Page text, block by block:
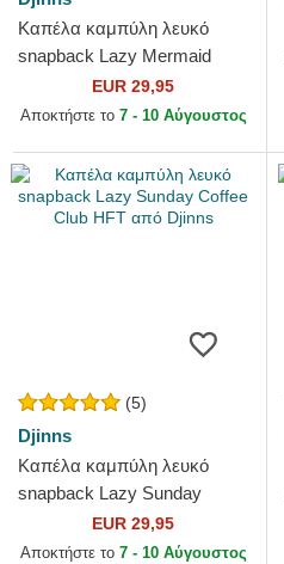
Καπέλα καμπύλη λευκό
snapback Lazy Mermaid
HFT Lazy Days Are The Best
Days από Djinns
EUR 29,95
Αποκτήστε το 7 - 10 Αύγουστος
(5)
Djinns
Καπέλα καμπύλη λευκό
snapback Lazy Sunday
Coffee Club HFT από Djinns
EUR 29,95
Αποκτήστε το 7 - 10 Αύγουστος